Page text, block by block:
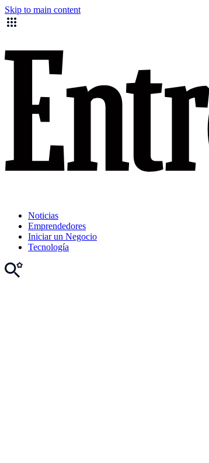
Skip to main content
Noticias
Emprendedores
Iniciar un Negocio
Tecnología